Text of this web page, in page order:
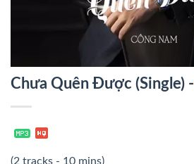
Chưa Quên Được (Single) -
(2 tracks - 10 mins)